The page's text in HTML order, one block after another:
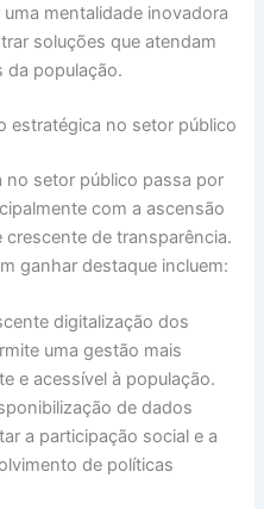
mentalidade inovadora
soluções que atendam
da população.
estratégica no setor público
no setor público passa por
com a ascensão
de transparência.
ganhar destaque incluem:
digitalização dos
uma gestão mais
e acessível à população.
de dados
a participação social e a
de políticas